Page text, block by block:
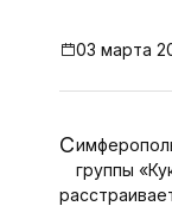
03 марта
Симферополь, 2 марта. Крыминформ. Лидер
группы